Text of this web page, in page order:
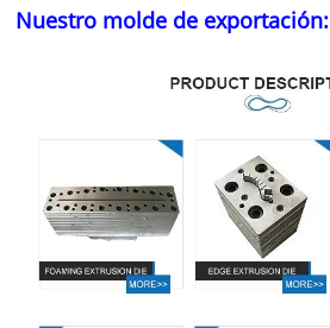
Nuestro molde de exportación: